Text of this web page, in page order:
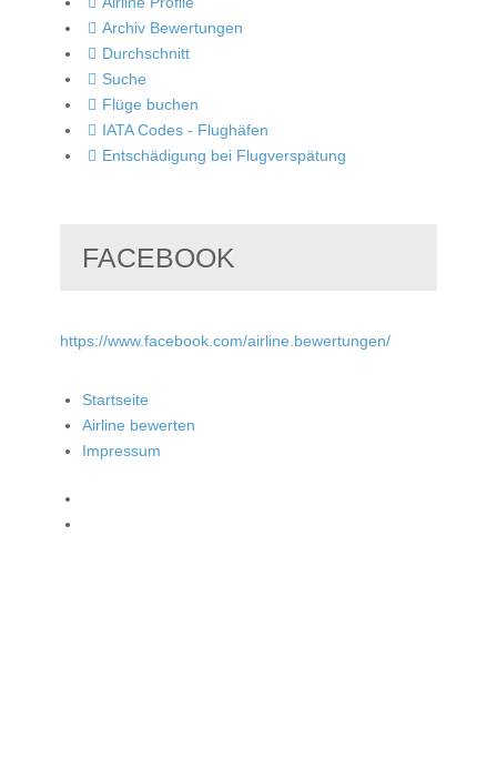
Archiv Bewertungen
Durchschnitt
Suche
Flüge buchen
IATA Codes - Flughäfen
Entschädigung bei Flugverspätung
FACEBOOK
https://www.facebook.com/airline.bewertungen/
Startseite
Airline bewerten
Impressum